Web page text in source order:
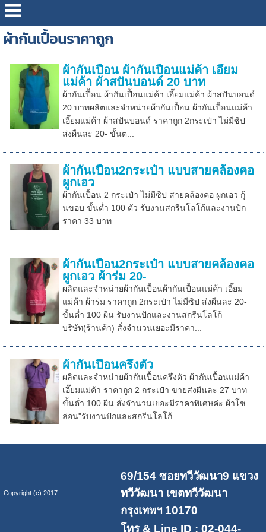
ผ้ากันเปื้อนราคาถูก
ผ้ากันเปื้อน ผ้ากันเปื้อนแม่ค้า เอี๊ยม
แม่ค้า ผ้าสปันบอนด์ 20 บาท
ผ้ากันเปื้อน ผ้ากันเปื้อนแม่ค้า เอี๊ยมแม่ค้า ผ้าสปันบอนด์
20 บาทผลิตและจำหน่ายผ้ากันเปื้อน ผ้ากันเปื้อนแม่ค้า
เอี๊ยมแม่ค้า ผ้าสปันบอนด์ ราคาถูก 2กระเป๋า ไม่มีซิป
ส่งผืนละ 20- ขั้นต...
ผ้ากันเปื้อน2กระเป๋า แบบสายคล้องคอ
ผูกเอว
ผ้ากันเปื้อน 2 กระเป๋า ไม่มีซิป สายคล้องคอ ผูกเอว กุ้
นขอบ ขั้นต่ำ 100 ตัว รับงานสกรีนโลโก้และงานปัก
ราคา 33 บาท
ผ้ากันเปื้อน2กระเป๋า แบบสายคล้องคอ
ผูกเอว ผ้าร่ม 20-
ผลิตและจำหน่ายผ้ากันเปื้อนผ้ากันเปื้อนแม่ค้า เอี๊ยม
แม่ค้า ผ้าร่ม ราคาถูก 2กระเป๋า ไม่มีซิป ส่งผืนละ 20-
ขั้นต่ำ 100 ผืน รับงานปักและงานสกรีนโลโก้
บริษัท(ร้านค้า) สั่งจำนวนเยอะมีราคา...
ผ้ากันเปื้อนครึ่งตัว
ผลิตและจำหน่ายผ้ากันเปื้อนครึ่งตัว ผ้ากันเปื้อนแม่ค้า
เอี๊ยมแม่ค้า ราคาถูก 2 กระเป๋า ขายส่งผืนละ 27 บาท
ขั้นต่ำ 100 ผืน สั่งจำนวนเยอะมีราคาพิเศษค่ะ ผ้าโซ
ล่อน"รับงานปักและสกรีนโลโก้...
Copyright (c) 2017
69/154 ซอยทวีวัฒนา9 แขวง
ทวีวัฒนา เขตทวีวัฒนา
กรุงเทพฯ 10170
โทร & Line ID : 02-044-